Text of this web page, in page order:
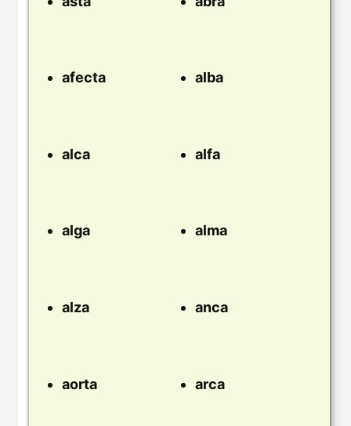
afecta alba
alca alfa
alga alma
alza anca
aorta arca